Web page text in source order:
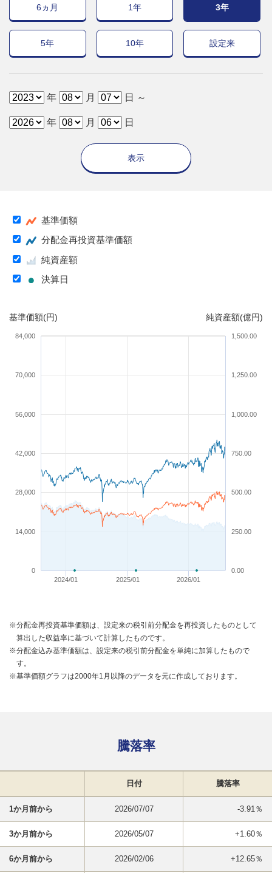
6ヵ月 1年 3年
5年 10年 設定来
年 月 日 ～
年 月 日
表示
基準価額
分配金再投資基準価額
純資産額
決算日
基準価額(円) 純資産額(億円)
2024/01 2025/01 2026/01
0
14,000
28,000
42,000
56,000
70,000
84,000
0.00
1,500.00
250.00
500.00
750.00
1,000.00
1,250.00
※分配金再投資基準価額は、設定来の税引前分配金を再投資したものとして
算出した収益率に基づいて計算したものです。
※分配金込み基準価額は、設定来の税引前分配金を単純に加算したもので
す。
※基準価額グラフは2000年1月以降のデータを元に作成しております。
騰落率
日付 騰落率
1か月前から 2026/07/07 -3.91％
3か月前から 2026/05/07 +1.60％
6か月前から 2026/02/06 +12.65％